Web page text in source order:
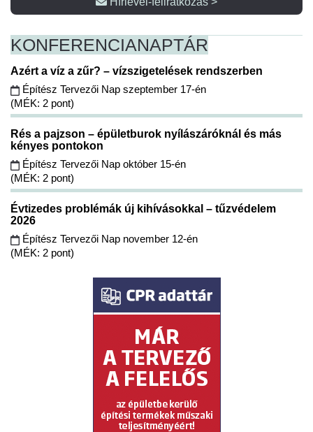
KONFERENCIANAPTÁR
Azért a víz a zűr? – vízszigetelések rendszerben
Építész Tervezői Nap szeptember 17-én
(MÉK: 2 pont)
Rés a pajzson – épületburok nyílászáróknál és más
kényes pontokon
Építész Tervezői Nap október 15-én
(MÉK: 2 pont)
Évtizedes problémák új kihívásokkal – tűzvédelem
2026
Építész Tervezői Nap november 12-én
(MÉK: 2 pont)